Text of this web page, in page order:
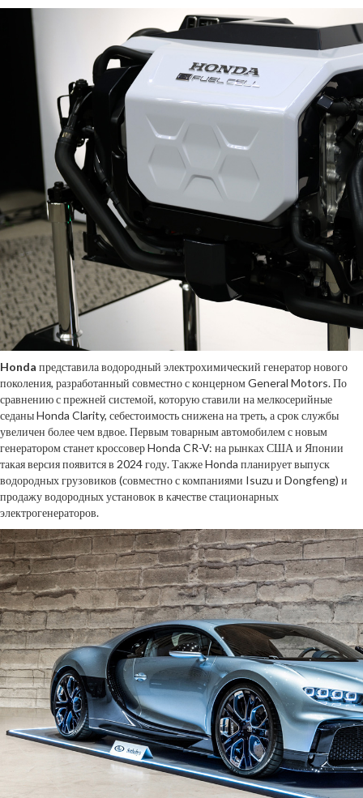
Honda представила водородный электрохимический генератор нового
поколения, разработанный совместно с концерном General Motors. По
сравнению с прежней системой, которую ставили на мелкосерийные
седаны Honda Clarity, себестоимость снижена на треть, а срок службы
увеличен более чем вдвое. Первым товарным автомобилем с новым
генератором станет кроссовер Honda CR-V: на рынках США и Японии
такая версия появится в 2024 году. Также Honda планирует выпуск
водородных грузовиков (совместно с компаниями Isuzu и Dongfeng) и
продажу водородных установок в качестве стационарных
электрогенераторов.